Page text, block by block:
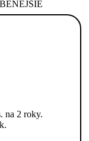
na 2 roky.